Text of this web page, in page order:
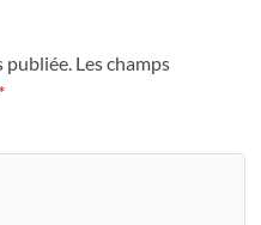
publiée. Les champs
*